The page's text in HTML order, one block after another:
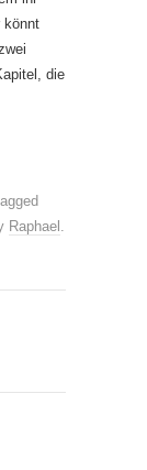
könnt
die
Raphael .